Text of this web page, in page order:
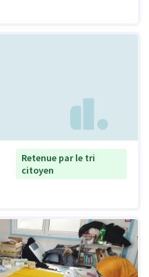
Retenue par le tri
citoyen